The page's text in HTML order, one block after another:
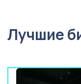
Лучшие